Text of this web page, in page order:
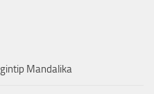
Mandalika